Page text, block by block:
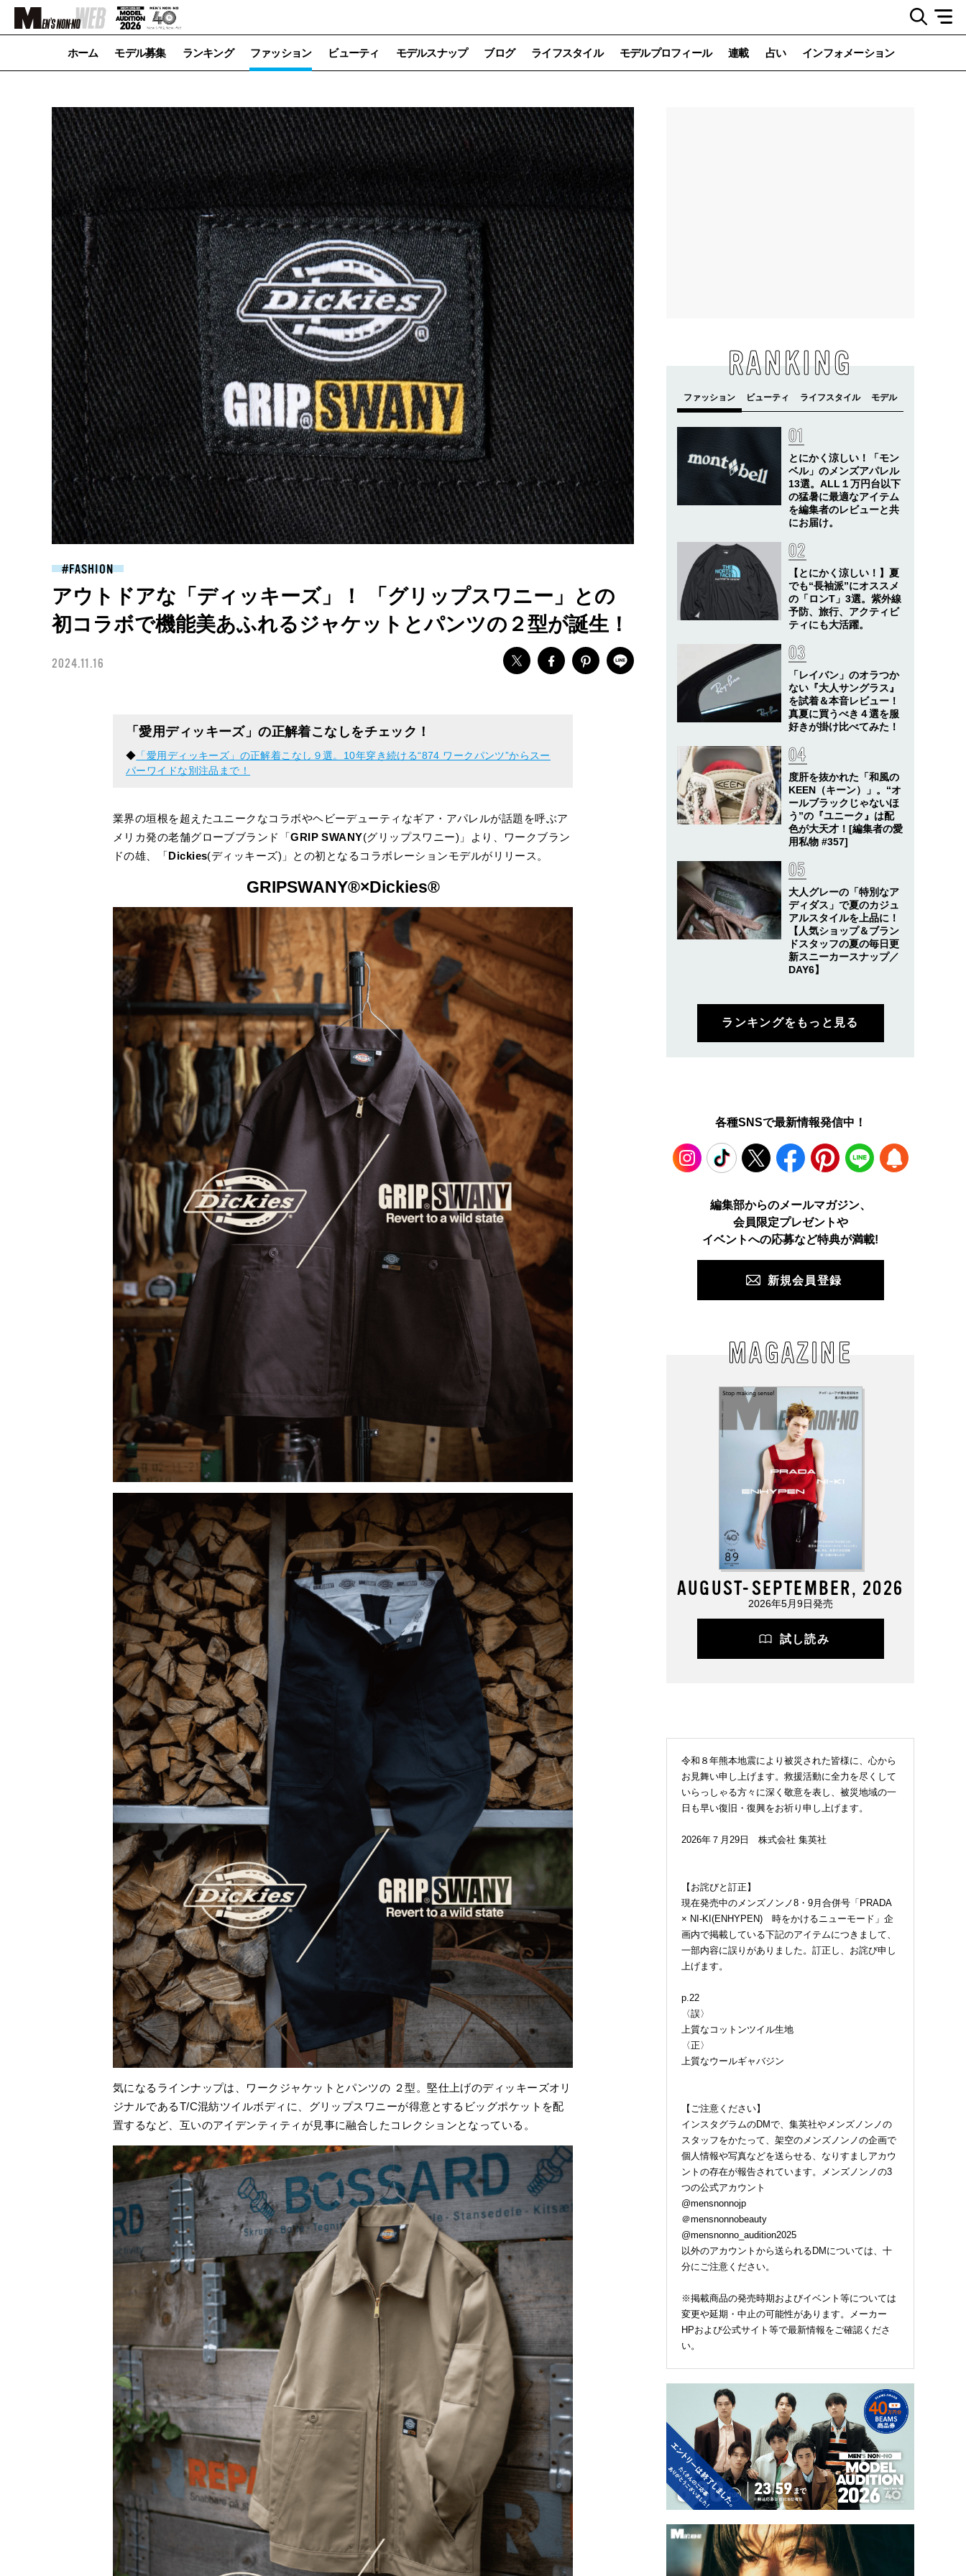
ホーム モデル募集 ランキング ファッション ビューティ モデルスナップ ブログ ライフスタイル モデルプロフィール 連載 占い インフォメーション
FASHION
アウトドアな「ディッキーズ」！ 「グリップスワニー」との
初コラボで機能美あふれるジャケットとパンツの２型が誕生！
2024.11.16
「愛用ディッキーズ」の正解着こなしをチェック！
◆ 「愛用ディッキーズ」の正解着こなし９選。10年穿き続ける“874 ワークパンツ”からスー
パーワイドな別注品まで！
業界の垣根を超えたユニークなコラボやヘビーデューティなギア・アパレルが話題を呼ぶア
メリカ発の老舗グローブブランド「GRIP SWANY(グリップスワニー)」より、ワークブラン
ドの雄、「Dickies(ディッキーズ)」との初となるコラボレーションモデルがリリース。
GRIPSWANY®×Dickies®
気になるラインナップは、ワークジャケットとパンツの ２型。堅仕上げのディッキーズオリ
ジナルであるT/C混紡ツイルボディに、グリップスワニーが得意とするビッグポケットを配
置するなど、互いのアイデンティティが見事に融合したコレクションとなっている。
RANKING
とにかく涼しい！「モン
ベル」のメンズアパレル
13選。ALL１万円台以下
の猛暑に最適なアイテム
を編集者のレビューと共
にお届け。
【とにかく涼しい！】夏
でも“長袖派”にオススメ
の「ロンT」3選。紫外線
予防、旅行、アクティビ
ティにも大活躍。
「レイバン」のオラつか
ない『大人サングラス』
を試着＆本音レビュー！
真夏に買うべき４選を服
好きが掛け比べてみた！
度肝を抜かれた「和風の
KEEN（キーン）」。“オ
ールブラックじゃないほ
う”の『ユニーク』は配
色が大天才！[編集者の愛
用私物 #357]
大人グレーの「特別なア
ディダス」で夏のカジュ
アルスタイルを上品に！
【人気ショップ＆ブラン
ドスタッフの夏の毎日更
新スニーカースナップ／
DAY6】
ランキングをもっと見る
各種SNSで最新情報発信中！
TikTok Facebook Pinterest LINE
編集部からのメールマガジン、
会員限定プレゼントや
イベントへの応募など特典が満載!
新規会員登録
MAGAZINE
AUGUST-SEPTEMBER, 2026
2026年5月9日発売
試し読み
令和８年熊本地震により被災された皆様に、心から
お見舞い申し上げます。救援活動に全力を尽くして
いらっしゃる方々に深く敬意を表し、被災地域の一
日も早い復旧・復興をお祈り申し上げます。
2026年７月29日 株式会社 集英社
【お詫びと訂正】
現在発売中のメンズノンノ8・9月合併号「PRADA
× NI-KI(ENHYPEN) 時をかけるニューモード」企
画内で掲載している下記のアイテムにつきまして、
一部内容に誤りがありました。訂正し、お詫び申し
上げます。
p.22
〈誤〉
上質なコットンツイル生地
〈正〉
上質なウールギャバジン
【ご注意ください】
インスタグラムのDMで、集英社やメンズノンノの
スタッフをかたって、架空のメンズノンノの企画で
個人情報や写真などを送らせる、なりすましアカウ
ントの存在が報告されています。メンズノンノの3
つの公式アカウント
@mensnonnojp
＠mensnonnobeauty
@mensnonno_audition2025
以外のアカウントから送られるDMについては、十
分にご注意ください。
※掲載商品の発売時期およびイベント等については
変更や延期・中止の可能性があります。メーカー
HPおよび公式サイト等で最新情報をご確認くださ
い。